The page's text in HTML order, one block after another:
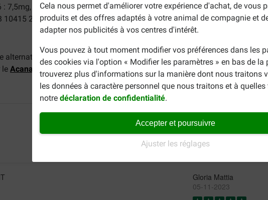
Cela nous permet d'améliorer votre expérience d'achat, de vous
produits et des offres adaptés à votre animal de compagnie et
adapter nos publicités à vos centres d'intérêt.
Vous pouvez à tout moment modifier vos préférences dans les
des cookies via l'option « Modifier les paramètres » en bas de la
trouverez plus d'informations sur la manière dont nous traitons
les données à caractère personnel que nous traitons et à
notre déclaration de confidentialité.
Accepter et poursuivre
Ajuster les réglages
7,5mg, 3a672a Vitamine A : 1875 UI, 3a671 Vitamine D3 : 250 UI, 3a700
2,2x10^6 CFU.
alternative à ce produit comme par exemple un aliment ayant les mêmes
le Acana Adult Large Breed .Si vous recherchez une alternative moins
Gloria Mattia
05-11-2023